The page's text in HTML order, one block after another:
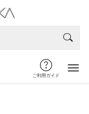
ご利用ガイド